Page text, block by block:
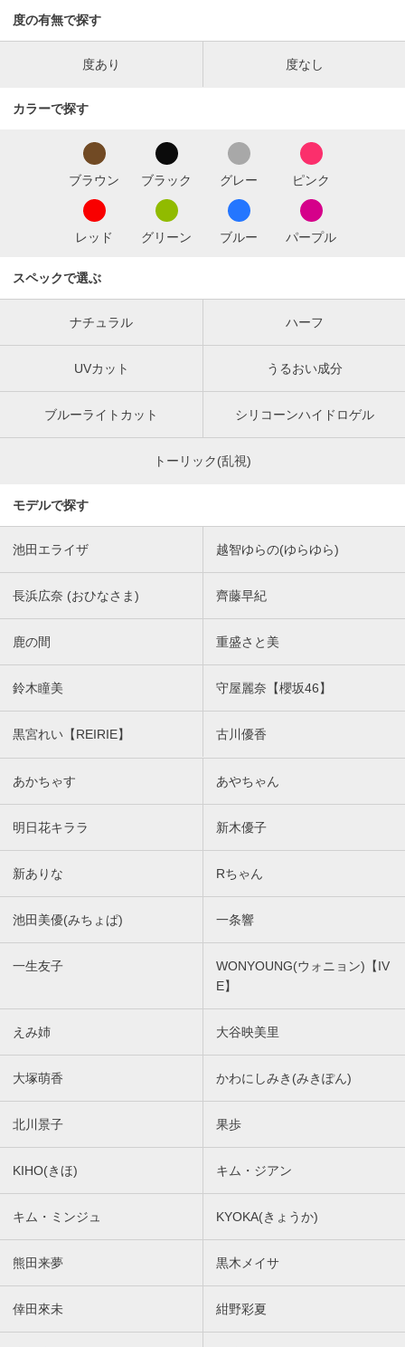
度の有無で探す
度あり 度なし
カラーで探す
ブラウン ブラック グレー ピンク
レッド グリーン ブルー パープル
スペックで選ぶ
ナチュラル ハーフ
UVカット うるおい成分
ブルーライトカット シリコーンハイドロゲル
トーリック(乱視)
モデルで探す
池田エライザ 越智ゆらの(ゆらゆら)
長浜広奈 (おひなさま) 齊藤早紀
鹿の間 重盛さと美
鈴木瞳美 守屋麗奈【櫻坂46】
黒宮れい【REIRIE】 古川優香
あかちゃす あやちゃん
明日花キララ 新木優子
新ありな Rちゃん
池田美優(みちょぱ) 一条響
一生友子
WONYOUNG(ウォニョン)【IV
E】
えみ姉 大谷映美里
大塚萌香 かわにしみき(みきぽん)
北川景子 果歩
KIHO(きほ) キム・ジアン
キム・ミンジュ KYOKA(きょうか)
熊田来夢 黒木メイサ
倖田來未 紺野彩夏